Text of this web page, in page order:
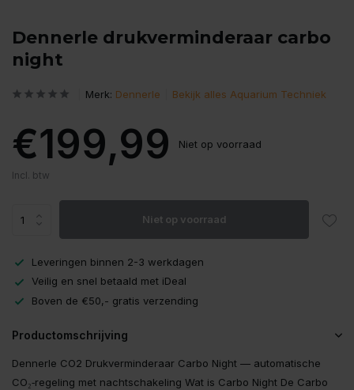
Dennerle drukverminderaar carbo
night
Merk: Dennerle Bekijk alles Aquarium Techniek
€199,99 Niet op voorraad
Incl. btw
Niet op voorraad
Leveringen binnen 2-3 werkdagen
Veilig en snel betaald met iDeal
Boven de €50,- gratis verzending
Productomschrijving
Dennerle CO2 Drukverminderaar Carbo Night — automatische
CO₂‑regeling met nachtschakeling Wat is Carbo Night De Carbo